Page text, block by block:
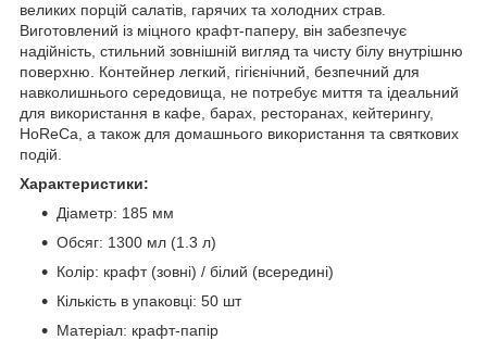
великих порцій салатів, гарячих та холодних страв.
Виготовлений із міцного крафт-паперу, він забезпечує
надійність, стильний зовнішній вигляд та чисту білу внутрішню
поверхню. Контейнер легкий, гігієнічний, безпечний для
навколишнього середовища, не потребує миття та ідеальний
для використання в кафе, барах, ресторанах, кейтерингу,
HoReCa, а також для домашнього використання та святкових
подій.
Характеристики:
Діаметр: 185 мм
Обсяг: 1300 мл (1.3 л)
Колір: крафт (зовні) / білий (всередині)
Кількість в упаковці: 50 шт
Матеріал: крафт-папір